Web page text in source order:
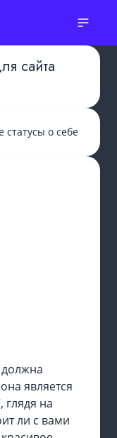
сайта
о себе для
должна
является
глядя на
ли с вами